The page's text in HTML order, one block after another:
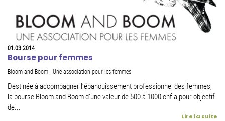
01.03.2014
Bourse pour femmes
Bloom and Boom - Une association pour les femmes
Destinée à accompagner l’épanouissement professionnel des femmes,
la bourse Bloom and Boom d’une valeur de 500 à 1000 chf a pour objectif
de...
Lire la suite